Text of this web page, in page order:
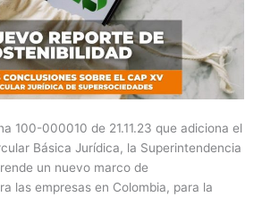
100-000010 de 21.11.23 que adiciona el
Básica Jurídica, la Superintendencia
un nuevo marco de
las empresas en Colombia, para la